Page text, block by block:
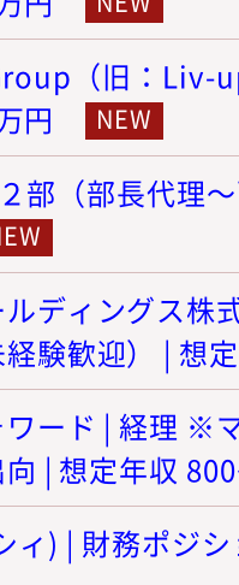
（旧：Liv-
円
部（部長代理
ディングス株
経験歓迎） | 想
ード | 経理 ※
| 想定年収
ィ) | 財務ポジ